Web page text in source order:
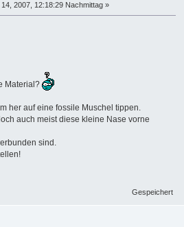
2007, 12:18:29 Nachmittag »
Material?
her auf eine fossile Muschel tippen.
auch meist diese kleine Nase vorne
sind.
Gespeichert